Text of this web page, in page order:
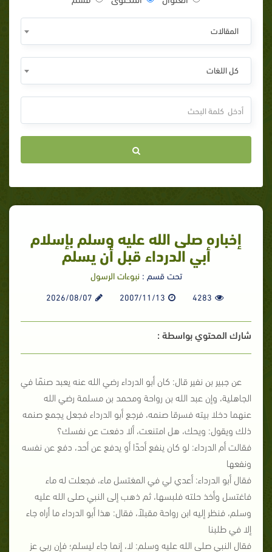
المقالات
كل اللغات
إخباره صلى الله عليه وسلم بإسلام
أبي الدرداء قبل أن يسلم
تحت قسم : نبوءات الرسول
4283
2007/11/13
2026/08/07
شارك المحتوي بواسطة :
عن جبير بن نفير قال: كان أبو الدرداء رضي الله عنه يعبد صنمًا في
الجاهلية، وإن عبد الله بن رواحة ومحمد بن مسلمة رضي الله
عنهما دخلا بيته فسرقا صنمه، فرجع أبو الدرداء فجعل يجمع صنمه
ذلك ويقول: ويحك، هل امتنعت، ألا دفعت عن نفسك؟
فقالت أم الدرداء: لو كان ينفع أحدًا أو يدفع عن أحد، دفع عن نفسه
ونفعها
فقال أبو الدرداء: أعدي لي في المغتسل ماء، فجعلت له ماء
فاغتسل وأخذ حلته فلبسها، ثم ذهب إلى النبي صلى الله عليه
وسلم، فنظر إليه ابن رواحة مقبلاً، فقال: هذا أبو الدرداء ما أراه جاء
إلا في طلبنا
فقال النبي صلى الله عليه وسلم: لا، إنما جاء ليسلم؛ فإن ربي عز